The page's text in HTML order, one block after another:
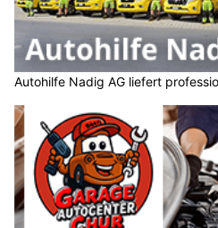
Autohilfe Nadig AG liefert